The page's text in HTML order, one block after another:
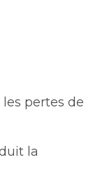
pertes de
la